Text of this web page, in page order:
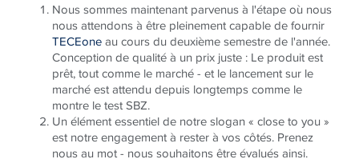
Nous sommes maintenant parvenus à l'étape où nous
nous attendons à être pleinement capable de fournir
TECEoneau cours du deuxième semestre de l'année.
Conception de qualité à un prix juste : Le produit est
prêt, tout comme le marché - et le lancement sur le
marché est attendu depuis longtemps comme le
montre le test SBZ.
Un élément essentiel de notre slogan « close to you »
est notre engagement à rester à vos côtés. Prenez
nous au mot - nous souhaitons être évalués ainsi.